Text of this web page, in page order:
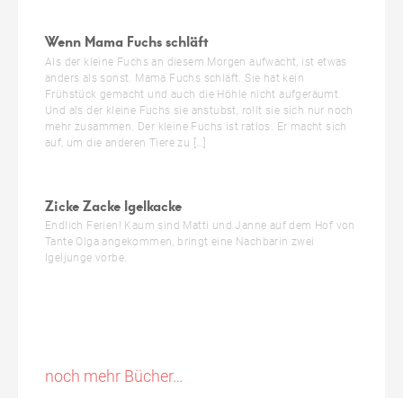
Wenn Mama Fuchs schläft
Als der kleine Fuchs an diesem Morgen aufwacht, ist etwas
anders als sonst. Mama Fuchs schläft. Sie hat kein
Frühstück gemacht und auch die Höhle nicht aufgeräumt.
Und als der kleine Fuchs sie anstubst, rollt sie sich nur noch
mehr zusammen. Der kleine Fuchs ist ratlos. Er macht sich
auf, um die anderen Tiere zu […]
Zicke Zacke Igelkacke
Endlich Ferien! Kaum sind Matti und Janne auf dem Hof von
Tante Olga angekommen, bringt eine Nachbarin zwei
Igeljunge vorbe.
noch mehr Bücher…